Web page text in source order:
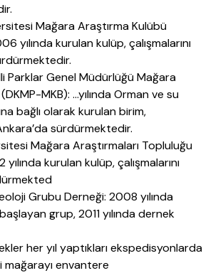
Mağara Araştırma Kulübü
yılında kurulan kulüp, çalışmalarını
Parklar Genel Müdürlüğü Mağara
MKB): …yılında Orman ve su
bağlı olarak kurulan birim,
sürdürmektedir.
Mağara Araştırmaları Topluluğu
yılında kurulan kulüp, çalışmalarını
Grubu Derneği: 2008 yılında
grup, 2011 yılında dernek
her yıl yaptıkları ekspedisyonlarda
mağarayı envantere